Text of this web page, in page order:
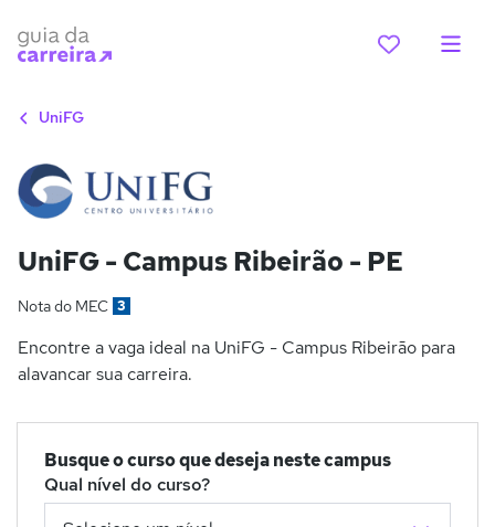
UniFG
UniFG - Campus Ribeirão - PE
Nota do MEC 3
Encontre a vaga ideal na UniFG - Campus Ribeirão para
alavancar sua carreira.
Busque o curso que deseja neste campus
Qual nível do curso?